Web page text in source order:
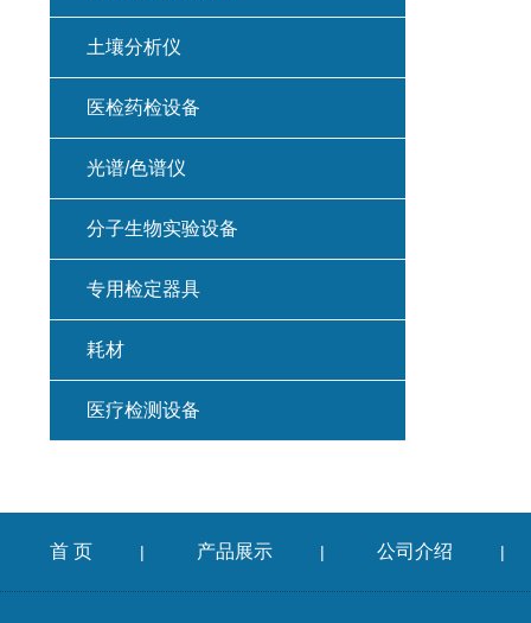
土壤分析仪
医检药检设备
光谱/色谱仪
分子生物实验设备
专用检定器具
耗材
医疗检测设备
首 页 | 产品展示 | 公司介绍 |